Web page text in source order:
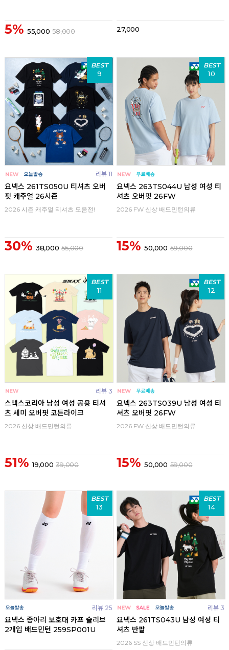
5% 55,000 58,000 27,000
BEST
9
리뷰 11
요넥스 261TS050U 티셔츠 오버
핏 캐주얼 26시즌
2026 시즌 캐주얼 티셔츠 모음전!
30% 38,000 55,000
BEST
10
요넥스 263TS044U 남성 여성 티
셔츠 오버핏 26FW
2026 FW 신상 배드민턴의류
15% 50,000 59,000
BEST
11
리뷰 3
스맥스코리아 남성 여성 공용 티셔
츠 세미 오버핏 코튼라이크
2026 신상 배드민턴의류
51% 19,000 39,000
BEST
12
요넥스 263TS039U 남성 여성 티
셔츠 오버핏 26FW
2026 FW 신상 배드민턴의류
15% 50,000 59,000
BEST
13
리뷰 25
요넥스 종아리 보호대 카프 슬리브
2개입 배드민턴 259SP001U
BEST
14
리뷰 3
요넥스 261TS043U 남성 여성 티
셔츠 반팔
2026 SS 신상 배드민턴의류